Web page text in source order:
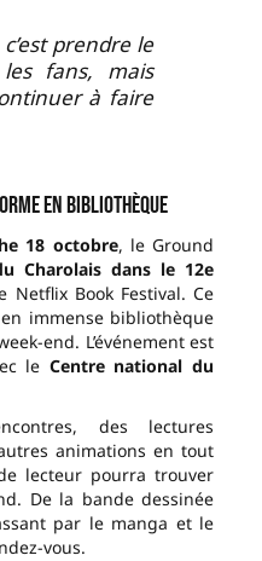
prendre le
fans, mais
à faire
en bibliothèque
18 octobre, le Ground
Charolais dans le 12e
Netflix Book Festival. Ce
immense bibliothèque
end. L’événement est
le Centre national du
des lectures
animations en tout
lecteur pourra trouver
De la bande dessinée
par le manga et le
vous.